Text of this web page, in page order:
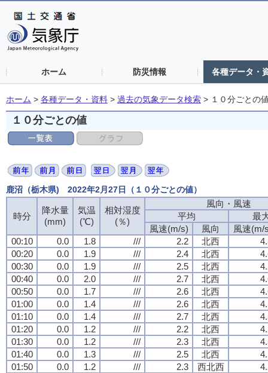
ホーム 防災情報 各種データ・
ホーム > 各種データ・資料 > 過去の気象データ検索 > １０分ごとの
１０分ごとの値
鹿沼（栃木県) 2022年2月27日（１０分ごとの値）
時分
降水量
(mm)
気温
(℃)
相対湿度
(％)
風向・風速
平均
最
風速(m/s)
風向
風速(m/
00:10
0.0 1.8 /// 2.2 北西
00:20
0.0 1.9 /// 2.4 北西
00:30
0.0 1.9 /// 2.5 北西
00:40
0.0 2.0 /// 2.7 北西
00:50
0.0 1.7 /// 2.6 北西
01:00
0.0 1.4 /// 2.6 北西
01:10
0.0 1.4 /// 2.7 北西
01:20
0.0 1.2 /// 2.2 北西
01:30
0.0 1.2 /// 2.3 北西
01:40
0.0 1.3 /// 2.5 北西
01:50
0.0 1.2 /// 2.3 西北西